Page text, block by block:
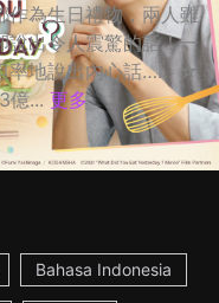
作為生日禮物，兩人雖
說出令人震驚的話！一
率地說出內心話…… ☆
億... 更多
Bahasa Indonesia